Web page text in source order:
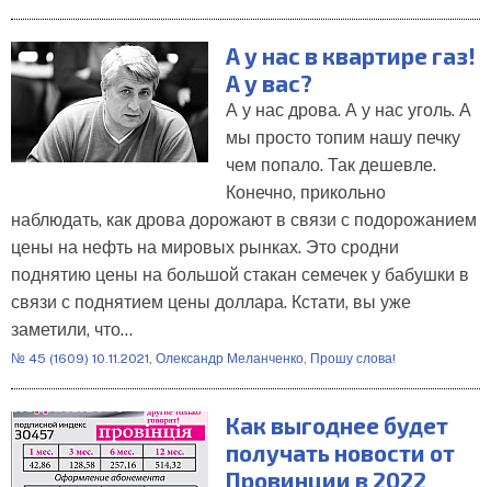
А у нас в квартире газ!
А у вас?
А у нас дрова. А у нас уголь. А
мы просто топим нашу печку
чем попало. Так дешевле.
Конечно, прикольно
наблюдать, как дрова дорожают в связи с подорожанием
цены на нефть на мировых рынках. Это сродни
поднятию цены на большой стакан семечек у бабушки в
связи с поднятием цены доллара. Кстати, вы уже
заметили, что…
№ 45 (1609) 10.11.2021, Олександр Меланченко, Прошу слова!
Как выгоднее будет
получать новости от
Провинции в 2022